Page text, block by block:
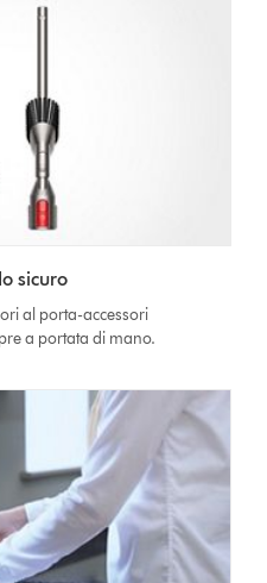
sicuro
al porta-accessori
a portata di mano.